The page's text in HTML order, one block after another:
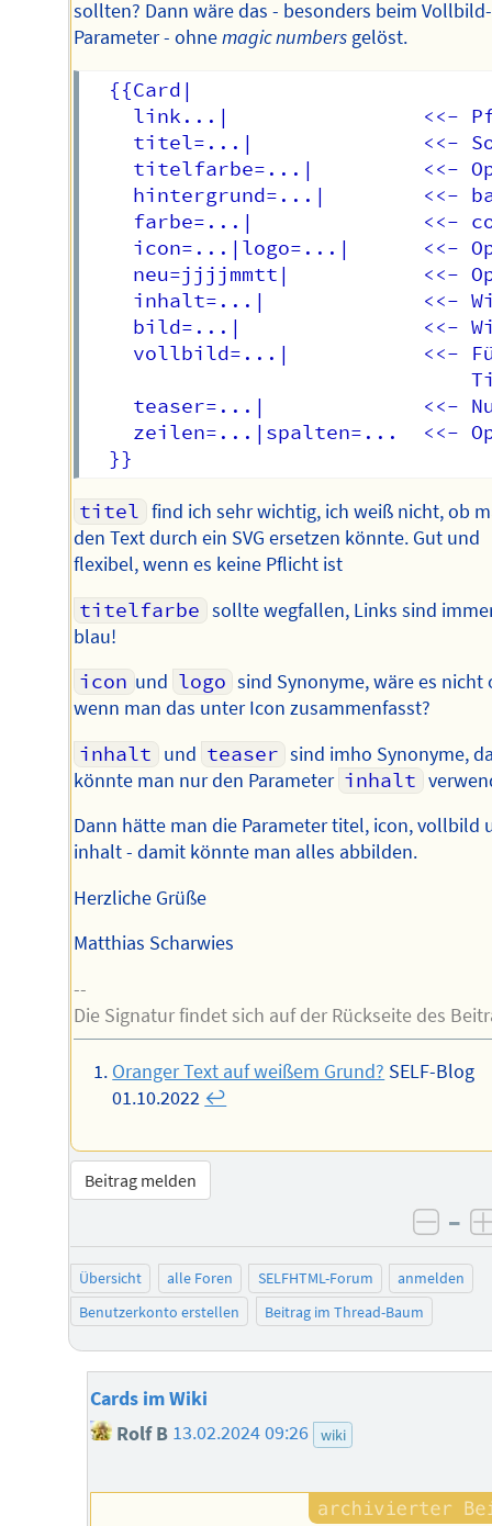
sollten? Dann wäre das - besonders beim Vollbild-
Parameter - ohnemagic numbers gelöst.
  {{Card|
link...|                <<-
titel=...|              <<-
titelfarbe=...|         <<-
hintergrund=...|        <<-
farbe=...|              <<-
icon=...|logo=...|      <<-
neu=jjjjmmtt|           <<-
inhalt=...|             <<-
bild=...|               <<-
vollbild=...|           <<-
teaser=...|             <<-
zeilen=...|spalten=...  <<-
titel find ich sehr wichtig, ich weiß nicht, ob
den Text durch ein SVG ersetzen könnte. Gut und
flexibel, wenn es keine Pflicht ist
titelfarbe sollte wegfallen, Links sind
blau!
icon und logo sind Synonyme, wäre es nicht
wenn man das unter Icon zusammenfasst?
inhalt und teaser sind imho Synonyme,
könnte man nur den Parameter inhalt
Dann hätte man die Parameter titel, icon, vollbild
inhalt - damit könnte man alles abbilden.
Herzliche Grüße
Matthias Scharwies
--
Die Signatur findet sich auf der Rückseite des
Oranger Text auf weißem Grund? SELF-Blog
01.10.2022 ↩︎
Beitrag melden
–
Übersicht alle Foren SELFHTML-Forum
anmelden
Benutzerkonto erstellen
Beitrag im Thread-Baum
Cards im Wiki
Rolf B 13.02.2024 09:26 wiki